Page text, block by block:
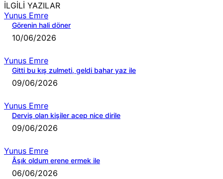
İLGİLİ YAZILAR
Yunus Emre
Görenin hali döner
10/06/2026
Yunus Emre
Gitti bu kış zulmeti, geldi bahar yaz ile
09/06/2026
Yunus Emre
Derviş olan kişiler acep nice dirile
09/06/2026
Yunus Emre
Âşık oldum erene ermek ile
06/06/2026